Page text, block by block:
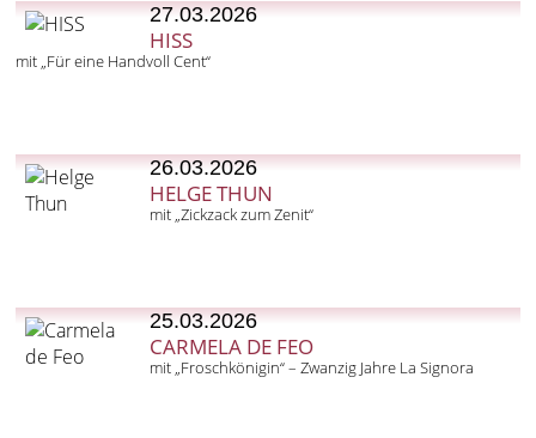
27.03.2026
HISS
mit „Für eine Handvoll Cent“
26.03.2026
HELGE THUN
mit „Zickzack zum Zenit“
25.03.2026
CARMELA DE FEO
mit „Froschkönigin“ – Zwanzig Jahre La Signora